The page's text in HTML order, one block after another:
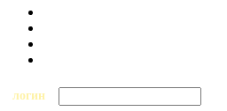
логин